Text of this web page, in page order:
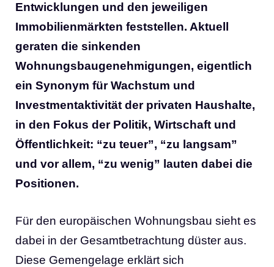
Entwicklungen und den jeweiligen
Immobilienmärkten feststellen. Aktuell
geraten die sinkenden
Wohnungsbaugenehmigungen, eigentlich
ein Synonym für Wachstum und
Investmentaktivität der privaten Haushalte,
in den Fokus der Politik, Wirtschaft und
Öffentlichkeit: “zu teuer”, “zu langsam”
und vor allem, “zu wenig” lauten dabei die
Positionen.
Für den europäischen Wohnungsbau sieht es
dabei in der Gesamtbetrachtung düster aus.
Diese Gemengelage erklärt sich